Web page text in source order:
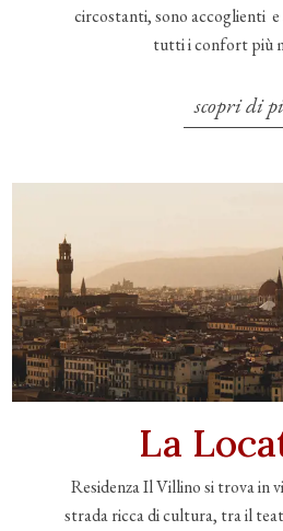
circostanti, sono accoglienti e
tutti i confort più
scopri di
La
Residenza Il Villino si trova in
strada ricca di cultura, tra il